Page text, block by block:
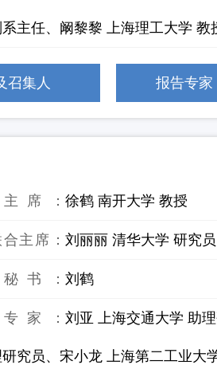
主任、阚黎黎 上海理工大学
召集人 报告专家
席： 徐鹤 南开大学 教授
主席： 刘丽丽 清华大学 研究
书： 刘鹤
家： 刘亚 上海交通大学 助
究员、宋小龙 上海第二工业大